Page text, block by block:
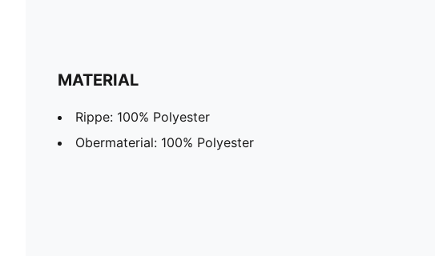
MATERIAL
Rippe: 100% Polyester
Obermaterial: 100% Polyester